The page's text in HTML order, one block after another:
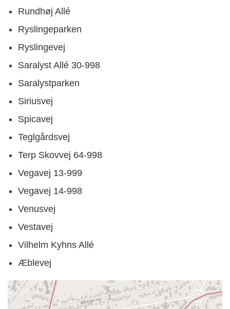
Rundhøj Allé
Ryslingeparken
Ryslingevej
Saralyst Allé 30-998
Saralystparken
Siriusvej
Spicavej
Teglgårdsvej
Terp Skovvej 64-998
Vegavej 13-999
Vegavej 14-998
Venusvej
Vestavej
Vilhelm Kyhns Allé
Æblevej